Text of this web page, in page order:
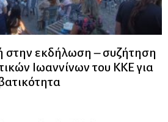
στην εκδήλωση – συζήτηση
Ιωαννίνων του ΚΚΕ για